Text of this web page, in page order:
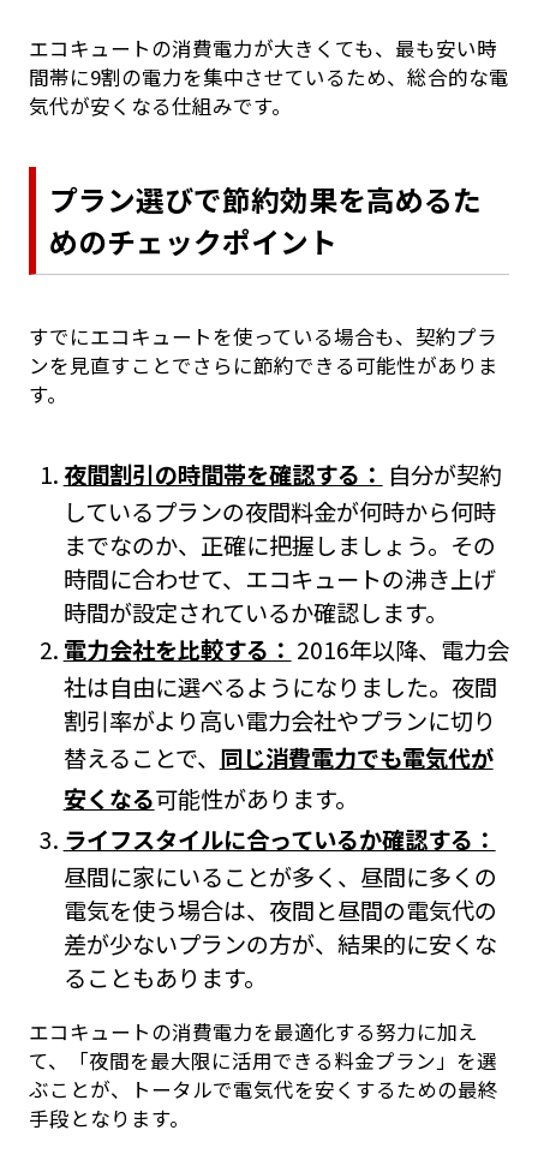
エコキュートの消費電力が大きくても、最も安い時
間帯に9割の電力を集中させているため、総合的な電
気代が安くなる仕組みです。
プラン選びで節約効果を高めるた
めのチェックポイント
すでにエコキュートを使っている場合も、契約プラ
ンを見直すことでさらに節約できる可能性がありま
す。
夜間割引の時間帯を確認する： 自分が契約
しているプランの夜間料金が何時から何時
までなのか、正確に把握しましょう。その
時間に合わせて、エコキュートの沸き上げ
時間が設定されているか確認します。
電力会社を比較する： 2016年以降、電力会
社は自由に選べるようになりました。夜間
割引率がより高い電力会社やプランに切り
替えることで、 同じ消費電力でも電気代が
安くなる可能性があります。
ライフスタイルに合っているか確認する：
昼間に家にいることが多く、昼間に多くの
電気を使う場合は、夜間と昼間の電気代の
差が少ないプランの方が、結果的に安くな
ることもあります。
エコキュートの消費電力を最適化する努力に加え
て、「夜間を最大限に活用できる料金プラン」を選
ぶことが、トータルで電気代を安くするための最終
手段となります。